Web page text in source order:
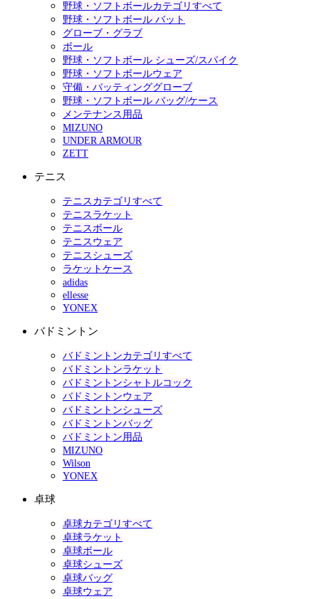
野球・ソフトボールカテゴリすべて
野球・ソフトボール バット
グローブ・グラブ
ボール
野球・ソフトボール シューズ/スパイク
野球・ソフトボールウェア
守備・バッティンググローブ
野球・ソフトボール バッグ/ケース
メンテナンス用品
MIZUNO
UNDER ARMOUR
ZETT
テニス
テニスカテゴリすべて
テニスラケット
テニスボール
テニスウェア
テニスシューズ
ラケットケース
adidas
ellesse
YONEX
バドミントン
バドミントンカテゴリすべて
バドミントンラケット
バドミントンシャトルコック
バドミントンウェア
バドミントンシューズ
バドミントンバッグ
バドミントン用品
MIZUNO
Wilson
YONEX
卓球
卓球カテゴリすべて
卓球ラケット
卓球ボール
卓球シューズ
卓球バッグ
卓球ウェア